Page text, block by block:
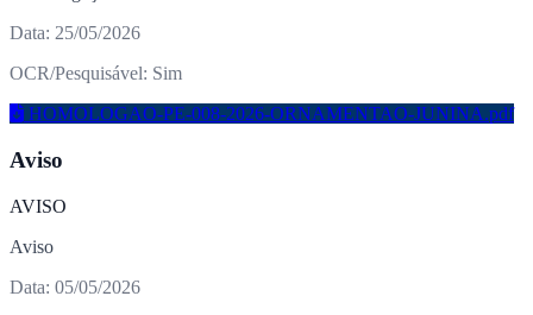
Data: 25/05/2026
OCR/Pesquisável: Sim
HOMOLOGAO-PE-008-2026-ORNAMENTAO-JUNINA.pdf
Aviso
AVISO
Aviso
Data: 05/05/2026